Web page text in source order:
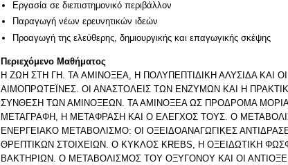
Εργασία σε διεπιστημονικό περιβάλλον
Παραγωγή νέων ερευνητικών ιδεών
Προαγωγή της ελεύθερης, δημιουργικής και επαγωγικής σκέψης
Περιεχόμενο Μαθήματος
Η ΖΩΗ ΣΤΗ ΓΗ. TA ΑΜΙΝΟΞΕΑ, Η ΠΟΛΥΠΕΠΤΙΔΙΚΗ ΑΛΥΣΙΔΑ KAI
ΑΙΜΟΠΡΩΤΕΪΝΕΣ. ΟΙ ΑΝΑΣΤΟΛΕΙΣ ΤΩΝ ΕΝΖΥΜΩΝ ΚΑΙ Η
ΣΥΝΘΕΣΗ ΤΩΝ ΑΜΙΝΟΞΕΩΝ. ΤΑ ΑΜΙΝΟΞΕΑ ΩΣ ΠΡΟΔΡΟΜΑ
ΜΕΤΑΓΡΑΦΗ, Η ΜΕΤΑΦΡΑΣΗ ΚΑΙ Ο ΕΛΕΓΧΟΣ ΤΟΥΣ. Ο
ΕΝΕΡΓΕΙΑΚΟ ΜΕΤΑΒΟΛΙΣΜΟ: ΟΙ ΟΞΕΙΔΟΑΝΑΓΩΓΙΚΕΣ
ΘΡΕΠΤΙΚΩΝ ΣΤΟΙΧΕΙΩΝ. Ο ΚΥΚΛΟΣ KREBS, H ΟΞΕΙΔΩΤΙΚΗ
ΒΑΚΤΗΡΙΩΝ. O ΜΕΤΑΒΟΛΙΣΜΟΣ TOY ΟΞΥΓΟΝΟΥ ΚΑΙ ΟΙ